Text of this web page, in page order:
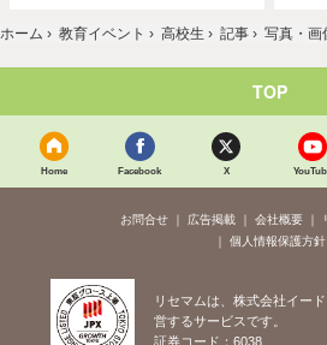
ホーム › 教育イベント › 高校生 › 記事 › 写真・画
TOP
Home Facebook X
お問合せ 広告掲載 会社概要
個人情報保護方針
リセマムは、株式会社イー
営するサービスです。
証券コード：6038